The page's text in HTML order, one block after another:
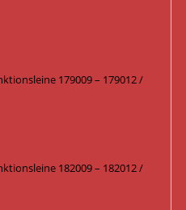
179009 – 179012 /
182009 – 182012 /